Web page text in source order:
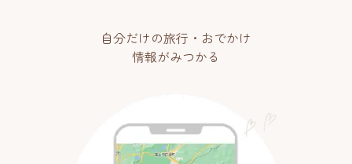
自分だけの旅行・おでかけ
情報がみつかる